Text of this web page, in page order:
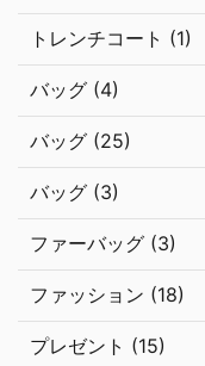
トレンチコート (1)
バッグ (4)
バッグ (25)
バッグ (3)
ファーバッグ (3)
ファッション (18)
プレゼント (15)